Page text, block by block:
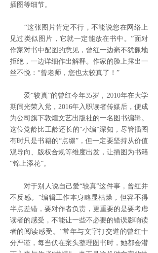
插图等细节。
“这张图片肯定不行，不能说您在网络上
见过类似图片，它就一定能放在书中。”面对
作家对书中配图的意见，曾红一边毫不犹豫地
拒绝，一边详细作出解释。作家的脸上露出一
丝不悦：“曾老师，您也太较真了！”
爱“较真”的曾红今年35岁，2010年在大学
期间光荣入党，2016年入职读者传媒后，便成
为公司旗下敦煌文艺出版社的一名图书编辑。
这位党龄比工龄还长的“小编”深知，尽管插图
有时只是书籍的“点缀”，但一定要坚持从价值
观导向、版权合规等维度出发，让插图为书籍
“锦上添花”。
对于别人说自己爱“较真”这件事，曾红并
不反感。“编辑工作本身略显枯燥，但容不得
半点差错，要对作者负责，更重要的是要考虑
读者的感受，不能让一些不必要的错误影响读
者的阅读感受。”常年与文字打交道的曾红十
分严谨，每当伏在案头整理图书时，她都会潜